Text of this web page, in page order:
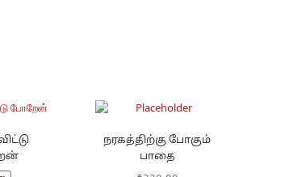
நரகத்திற்கு போகும்
பாதை